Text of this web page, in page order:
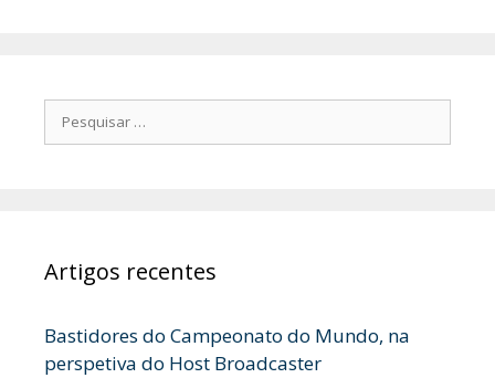
Pesquisar
por:
Artigos recentes
Bastidores do Campeonato do Mundo, na
perspetiva do Host Broadcaster